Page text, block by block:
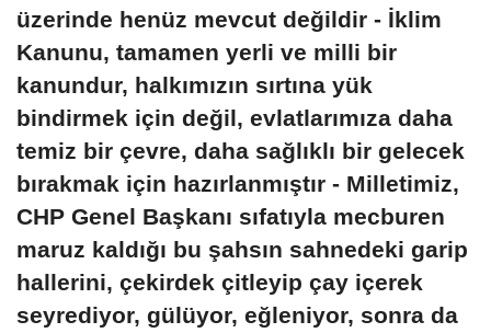
üzerinde henüz mevcut değildir - İklim
Kanunu, tamamen yerli ve milli bir
kanundur, halkımızın sırtına yük
bindirmek için değil, evlatlarımıza daha
temiz bir çevre, daha sağlıklı bir gelecek
bırakmak için hazırlanmıştır - Milletimiz,
CHP Genel Başkanı sıfatıyla mecburen
maruz kaldığı bu şahsın sahnedeki garip
hallerini, çekirdek çitleyip çay içerek
seyrediyor, gülüyor, eğleniyor, sonra da